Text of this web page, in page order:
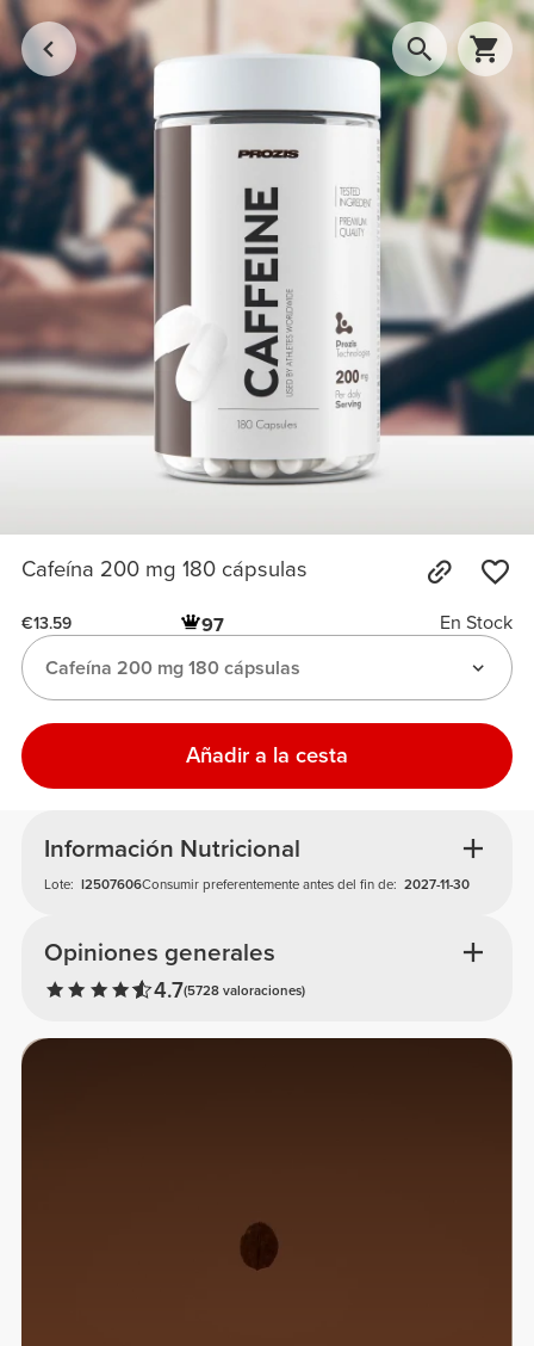
Cafeína 200 mg 180 cápsulas
€13.59 97
En Stock
Cafeína 200 mg 180 cápsulas
Añadir a la cesta
Información Nutricional
Lote: I2507606Consumir preferentemente antes del fin de: 2027-11-30
Opiniones generales
4.7(5728 valoraciones)